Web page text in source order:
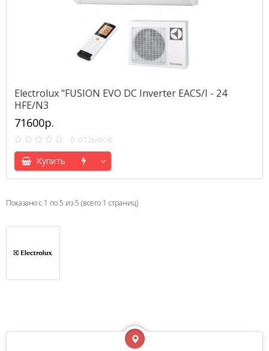
Electrolux "FUSION EVO DC Inverter EACS/I - 24
HFE/N3
71600р.
0 отзывов
Купить
Показано с 1 по 5 из 5 (всего 1 страниц)